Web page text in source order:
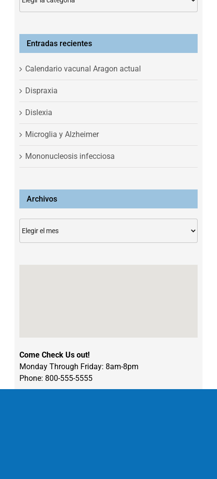
Entradas recientes
Calendario vacunal Aragon actual
Dispraxia
Dislexia
Microglia y Alzheimer
Mononucleosis infecciosa
Archivos
Come Check Us out!
Monday Through Friday: 8am-8pm
Phone: 800-555-5555